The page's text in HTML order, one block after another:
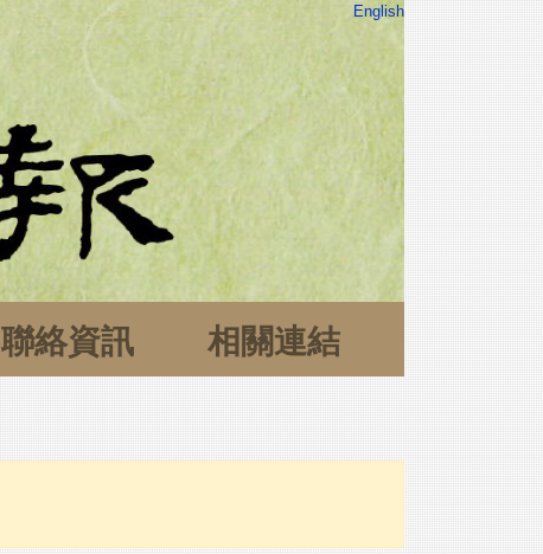
English
聯絡資訊 相關連結